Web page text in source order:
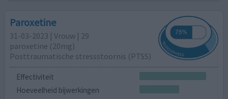
Paroxetine
31-03-2023 | Vrouw | 29
paroxetine (20mg)
Posttraumatische stressstoornis (PTSS)
Effectiviteit
Hoeveelheid bijwerkingen